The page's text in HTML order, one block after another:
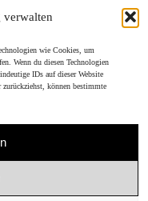
verwalten
wie Cookies, um
Wenn du diesen Technologien
IDs auf dieser Website
können bestimmte